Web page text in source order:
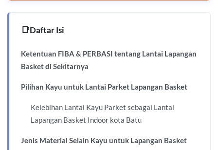
Daftar Isi
Ketentuan FIBA & PERBASI tentang Lantai Lapangan
Basket di Sekitarnya
Pilihan Kayu untuk Lantai Parket Lapangan Basket
Kelebihan Lantai Kayu Parket sebagai Lantai
Lapangan Basket Indoor kota Batu
Jenis Material Selain Kayu untuk Lapangan Basket